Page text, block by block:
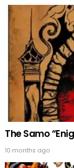
The Samo
10 months ago